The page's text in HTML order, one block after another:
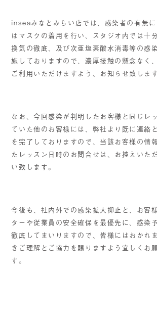
inseaみなとみらい店では、感染者の有無
はマスクの着用を行い、スタジオ内では十
換気の徹底、及び次亜塩素酸水消毒等の感
施しておりますので、濃厚接触の懸念なく
ご利用いただけますよう、お知らせ致します
なお、今回感染が判明したお客様と同じレ
ていた他のお客様には、弊社より既に連絡
を完了しておりますので、当該お客様の情
たレッスン日時のお問合せは、お控えいた
い致します。
今後も、社内外での感染拡大抑止と、お客
ターや従業員の安全確保を最優先に、感染
徹底してまいりますので、皆様にはおかれ
きご理解とご協力を賜りますよう宜しくお
す。